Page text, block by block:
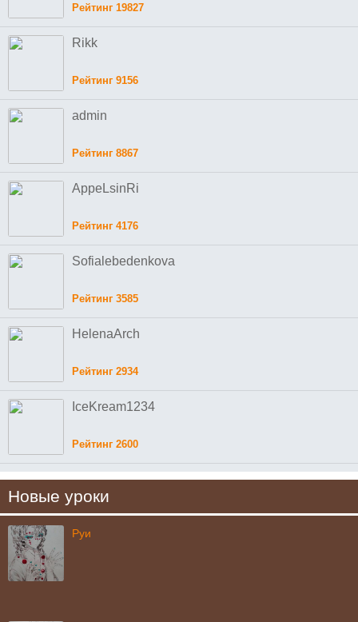
Рейтинг 19827
Rikk
Рейтинг 9156
admin
Рейтинг 8867
AppeLsinRi
Рейтинг 4176
Sofialebedenkova
Рейтинг 3585
HelenaArch
Рейтинг 2934
IceKream1234
Рейтинг 2600
Новые уроки
Руи